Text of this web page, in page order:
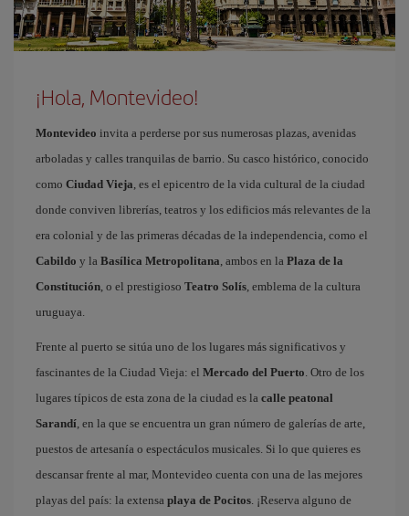
¡Hola, Montevideo!
Montevideo invita a perderse por sus numerosas plazas, avenidas
arboladas y calles tranquilas de barrio. Su casco histórico, conocido
como Ciudad Vieja , es el epicentro de la vida cultural de la ciudad
donde conviven librerías, teatros y los edificios más relevantes de la
era colonial y de las primeras décadas de la independencia, como el
Cabildo y la Basílica Metropolitana , ambos en la Plaza de la
Constitución , o el prestigioso Teatro Solís , emblema de la cultura
uruguaya.
Frente al puerto se sitúa uno de los lugares más significativos y
fascinantes de la Ciudad Vieja: el Mercado del Puerto . Otro de los
lugares típicos de esta zona de la ciudad es la calle peatonal
Sarandí , en la que se encuentra un gran número de galerías de arte,
puestos de artesanía o espectáculos musicales. Si lo que quieres es
descansar frente al mar, Montevideo cuenta con una de las mejores
playas del país: la extensa playa de Pocitos . ¡Reserva alguno de